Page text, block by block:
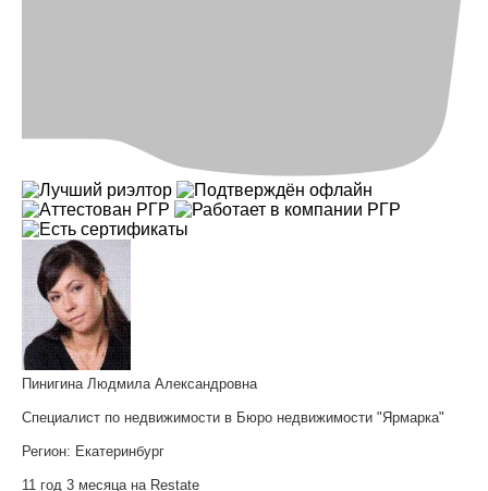
Пинигина Людмила Александровна
Специалист по недвижимости в Бюро недвижимости "Ярмарка"
Регион: Екатеринбург
11 год 3 месяца на Restate